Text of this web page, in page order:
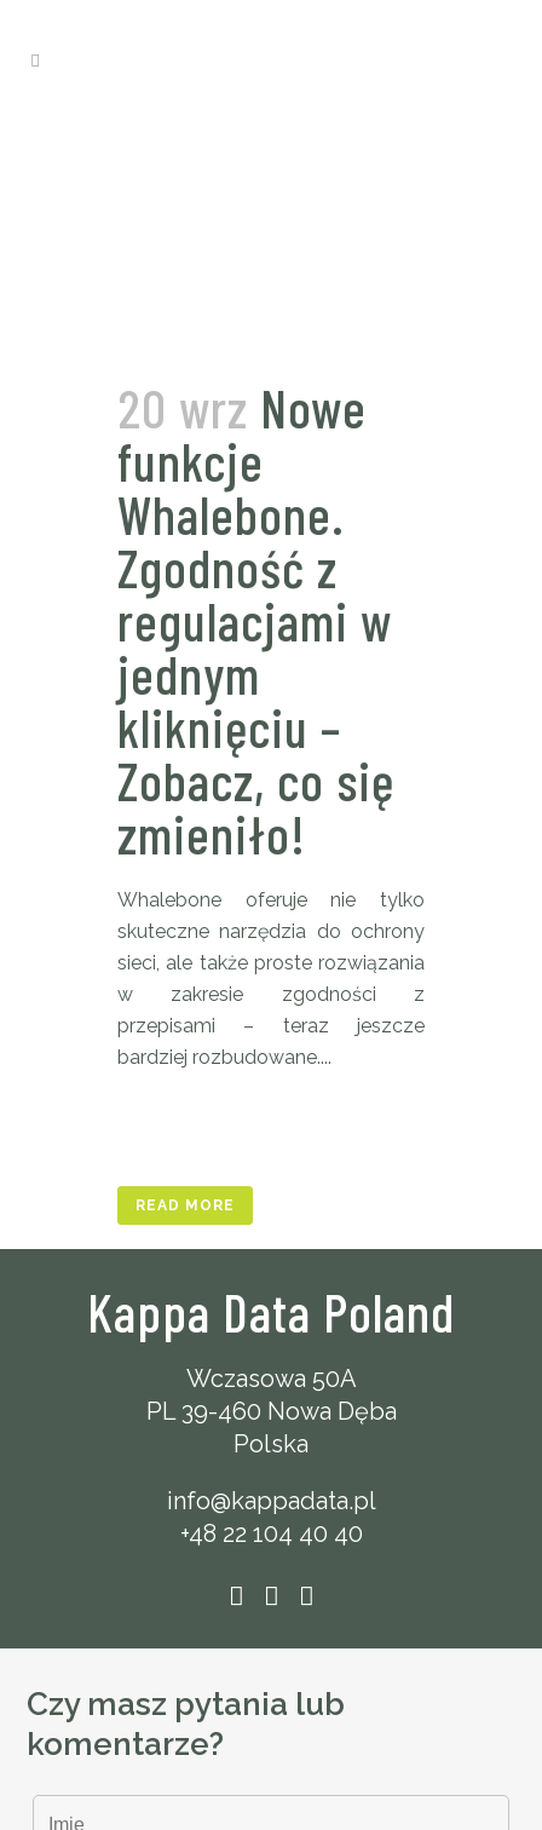
20 wrz Nowe
funkcje
Whalebone.
Zgodność z
regulacjami w
jednym
kliknięciu –
Zobacz, co się
zmieniło!
Whalebone oferuje nie tylko
skuteczne narzędzia do ochrony
sieci, ale także proste rozwiązania
w zakresie zgodności z
przepisami – teraz jeszcze
bardziej rozbudowane....
READ MORE
Kappa Data Poland
Wczasowa 50A
PL 39-460 Nowa Dęba
Polska
info@kappadata.pl
+48 22 104 40 40
Czy masz pytania lub
komentarze?